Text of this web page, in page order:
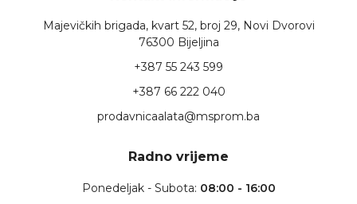
Majevičkih brigada, kvart 52, broj 29, Novi Dvorovi
76300 Bijeljina
+387 55 243 599
+387 66 222 040
prodavnicaalata@msprom.ba
Radno vrijeme
Ponedeljak - Subota: 08:00 - 16:00